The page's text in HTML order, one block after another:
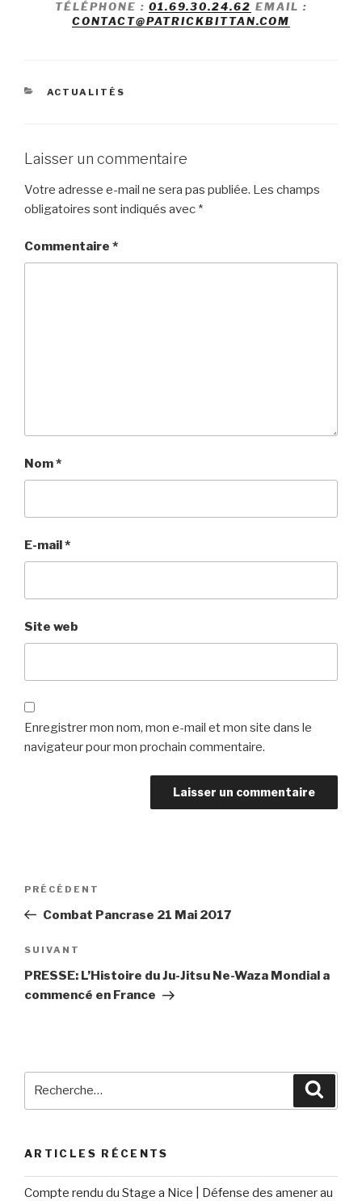
TÉLÉPHONE : 01.69.30.24.62 EMAIL :
CONTACT@PATRICKBITTAN.COM
ACTUALITÉS
Laisser un commentaire
Votre adresse e-mail ne sera pas publiée. Les champs
obligatoires sont indiqués avec *
Commentaire *
Nom*
E-mail*
Site web
Enregistrer mon nom, mon e-mail et mon site dans le
navigateur pour mon prochain commentaire.
PRÉCÉDENT
Combat Pancrase 21 Mai 2017
SUIVANT
PRESSE: L’Histoire du Ju-Jitsu Ne-Waza Mondial a
commencé en France
ARTICLES RÉCENTS
Compte rendu du Stage a Nice | Défense des amener au